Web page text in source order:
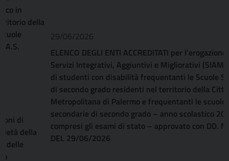
29/06/2026
ELENCO DEGLI ENTI ACCREDITATI per l’erogazione dei
Servizi Integrativi, Aggiuntivi e Migliorativi (SIAM) in favore
di studenti con disabilità frequentanti le Scuole Secondarie
di secondo grado residenti nel territorio della Città
Metropolitana di Palermo e frequentanti le scuole
secondarie di secondo grado – anno scolastico 2026/2027,
compresi gli esami di stato – approvato con DD. N. 3117
DEL 29/06/2026